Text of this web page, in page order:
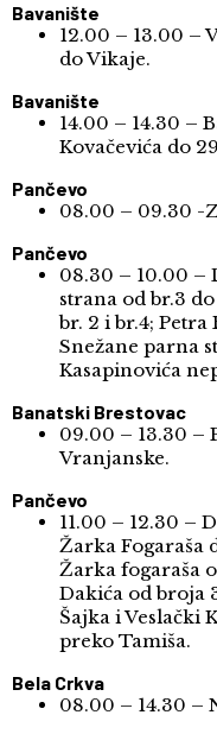
Bavanište
12.00 – 13.00 –
do Vikaje.
Bavanište
14.00 – 14.30 –
Kovačevića do
Pančevo
08.00 – 09.30 -
Pančevo
08.30 – 10.00 –
strana od br.3
br. 2 i br.4; Petra
Snežane parna
Kasapinovića
Banatski Brestovac
09.00 – 13.30 –
Vranjanske.
Pančevo
11.00 – 12.30 –
Žarka Fogaraša
Žarka fogaraša
Dakića od broja
Šajka i Veslački
preko Tamiša.
Bela Crkva
08.00 – 14.30 –